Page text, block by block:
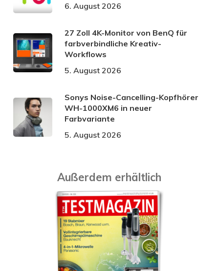
6. August 2026
27 Zoll 4K-Monitor von BenQ für
farbverbindliche Kreativ-
Workflows
5. August 2026
Sonys Noise-Cancelling-Kopfhörer
WH-1000XM6 in neuer
Farbvariante
5. August 2026
Außerdem erhältlich